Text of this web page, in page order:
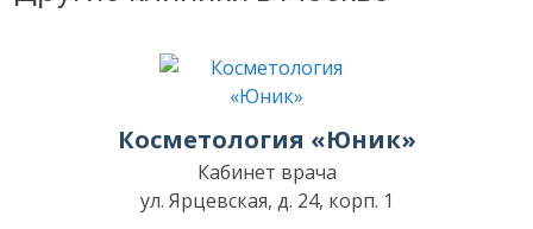
Косметология «Юник»
Кабинет врача
ул. Ярцевская, д. 24, корп. 1